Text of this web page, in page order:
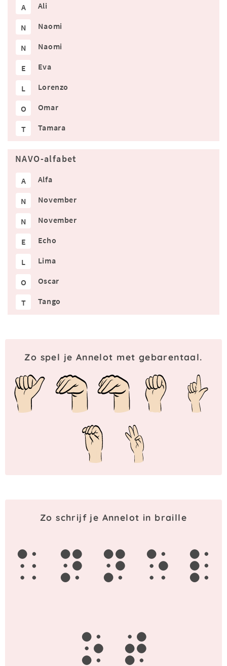
A Ali
N Naomi
N Naomi
E Eva
L Lorenzo
O Omar
T Tamara
NAVO-alfabet
A Alfa
N November
N November
E Echo
L Lima
O Oscar
T Tango
Zo spel je Annelot met gebarentaal.
Zo schrijf je Annelot in braille
a n n e l
o t